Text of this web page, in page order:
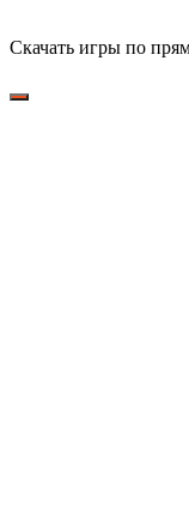
Скачать игры по